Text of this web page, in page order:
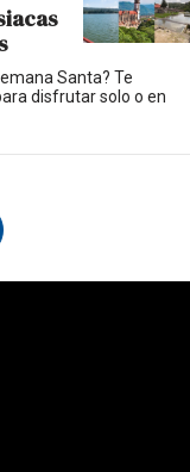
Santa? Te
disfrutar solo o en